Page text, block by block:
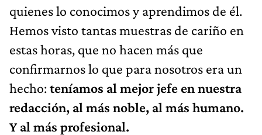
quienes lo conocimos y aprendimos de él.
Hemos visto tantas muestras de cariño en
estas horas, que no hacen más que
confirmarnos lo que para nosotros era un
hecho:teníamos al mejor jefe en nuestra
redacción, al más noble, al más humano.
Y al más profesional.